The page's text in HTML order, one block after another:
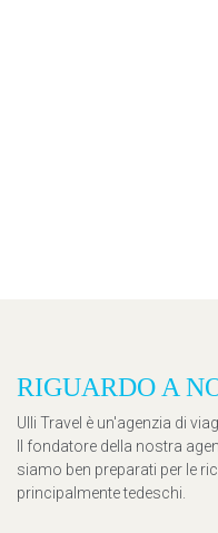
RIGUARDO A
Ulli Travel è un'agenzia di
Il fondatore della nostra
siamo ben preparati per le
principalmente tedeschi.